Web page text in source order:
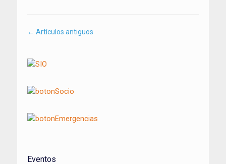
Navegación
artículos
← Artículos antiguos
Eventos